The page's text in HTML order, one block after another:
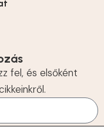
fel, és elsőként